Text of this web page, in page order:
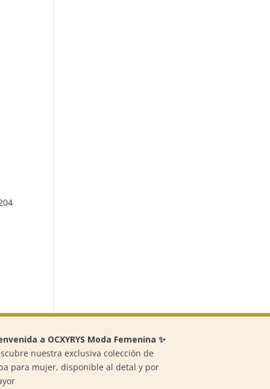
a OCXYRYS Moda Femenina ✨
nuestra exclusiva colección de
para mujer, disponible al detal y por